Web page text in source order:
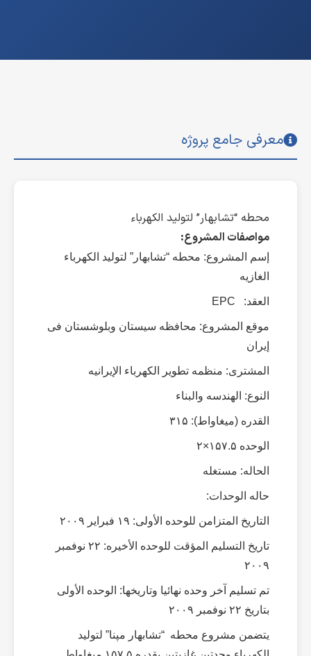
معرفی جامع پروژه
محطه “تشابهار” لتولید الکهرباء
مواصفات المشروع:
إسم المشروع: محطه “تشابهار” لتولید الکهرباء
الغازیه
العقد: EPC
موقع المشروع: محافظه سیستان وبلوشستان فی
إیران
المشتری: منظمه تطویر الکهرباء الإیرانیه
النوع: الهندسه والبناء
القدره (میغاواط): ۳۱۵
الوحده ۱۵۷.۵×۲
الحاله: مستغله
حاله الوحدات:
التاریخ المتزامن للوحده الأولى: ۱۹ فبرایر ۲۰۰۹
تاریخ التسلیم المؤقت للوحده الأخیره: ۲۲ نوفمبر
۲۰۰۹
تم تسلیم آخر وحده نهائیا وتاریخها: الوحده الأولى
بتاریخ ۲۲ نوفمبر ۲۰۰۹
یتضمن مشروع محطه “تشابهار مپنا” لتولید